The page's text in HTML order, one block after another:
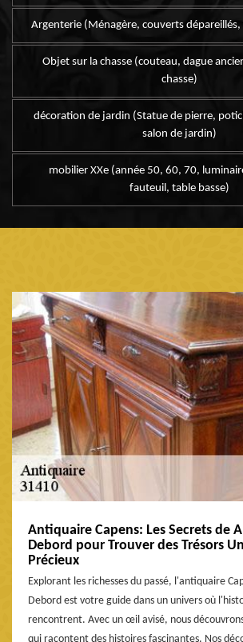
Argenterie (Ménagère, couverts
Objet sur la chasse (couteau, dague
chasse)
décoration de jardin (Statue de pierre,
salon de jardin)
mobilier XXe (année 50, 60, 70,
fauteuil, table basse)
Antiquaire Capens: Les Secrets de
Debord pour Trouver des Trésors
Précieux
Explorant les richesses du passé, l'antiquaire
Debord est votre guide dans un univers où
rencontrent. Avec un œil avisé, nous
qui racontent des histoires fascinantes. Nos